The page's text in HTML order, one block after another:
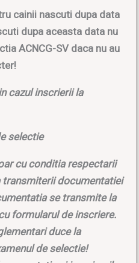
cainii nascuti dupa data
dupa aceasta data nu
ACNCG-SV daca nu au
cazul inscrierii la
selectie
cu conditia respectarii
documentatiei
se transmite la
formularul de inscriere.
duce la
de selectie!